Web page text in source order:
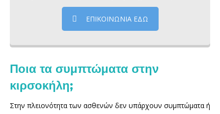
ΕΠΙΚΟΙΝΩΝΙΑ ΕΔΩ
Ποια τα συμπτώματα στην
κιρσοκήλη;
Στην πλειονότητα των ασθενών δεν υπάρχουν συμπτώματα ή